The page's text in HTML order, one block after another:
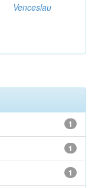
Venceslau
1
1
1